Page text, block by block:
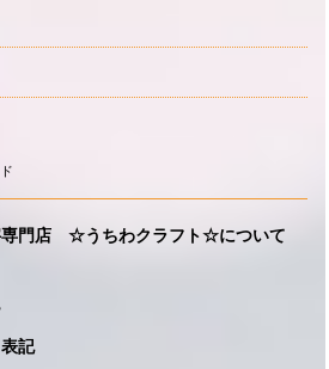
専門店 ☆うちわクラフト☆について
記